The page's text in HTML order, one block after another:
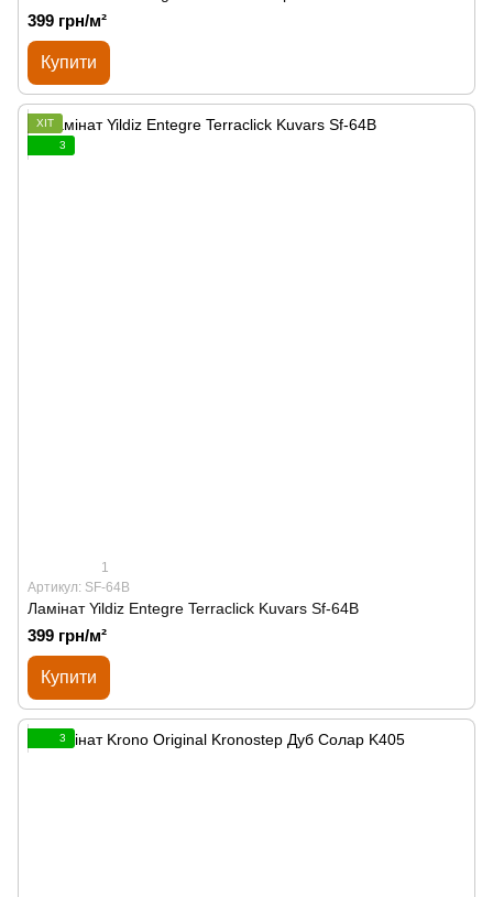
399 грн/м²
Купити
ХІТ
3
1
Артикул: SF-64B
Ламінат Yildiz Entegre Terraclick Kuvars Sf-64B
399 грн/м²
Купити
3